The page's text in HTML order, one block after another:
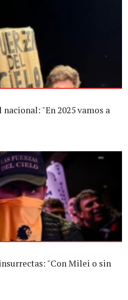
"En 2025 vamos a
"Con Milei o sin